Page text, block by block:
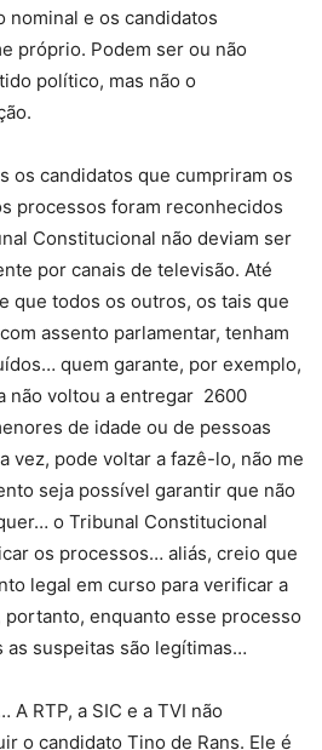
nominal e os candidatos
próprio. Podem ser ou não
político, mas não o
os candidatos que cumpriram os
processos foram reconhecidos
Constitucional não deviam ser
por canais de televisão. Até
que todos os outros, os tais que
assento parlamentar, tenham
quem garante, por exemplo,
não voltou a entregar 2600
de idade ou de pessoas
vez, pode voltar a fazê-lo, não me
seja possível garantir que não
o Tribunal Constitucional
os processos… aliás, creio que
legal em curso para verificar a
portanto, enquanto esse processo
as suspeitas são legítimas…
A RTP, a SIC e a TVI não
o candidato Tino de Rans. Ele é